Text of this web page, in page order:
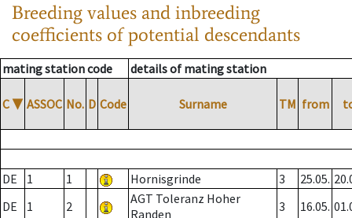
Breeding values and inbreeding
coefficients of potential descendants
mating station code details of mating station
C ▼ ASSOC No. D Code Surname TM from
DE 1 1 Hornisgrinde 3 25.05.
DE
1 2
AGT Toleranz Hoher
Randen
3 16.05.